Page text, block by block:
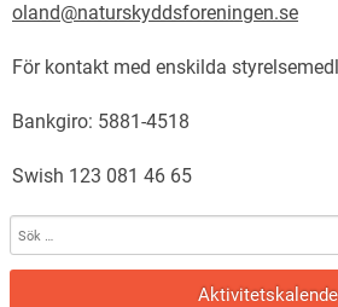
oland@naturskyddsforeningen.se
För kontakt med enskilda
Bankgiro: 5881-4518
Swish 123 081 46 65